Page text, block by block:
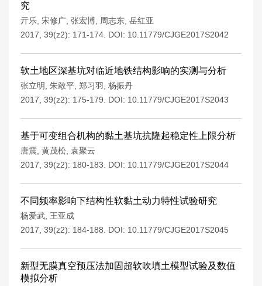
究
亓乐 宋修广 张宏博 周志东 岳红亚
2017, 39(z2): 171-174. DOI: 10.11779/CJGE2017S2042
软土地区深基坑对临近地铁结构影响的实测与分析
张立明 朱敢平 郑习羽
杨振丹
2017, 39(z2): 175-179.
DOI: 10.11779/CJGE2017S2043
基于可变组合机构的黏土基坑抗隆起稳定性上限分析
唐震 黄茂松 袁聚云
2017, 39(z2): 180-183.
DOI: 10.11779/CJGE2017S2044
不同频率影响下结构性软黏土动力特性试验研究
杨爱武 王亚成
2017, 39(z2): 184-188.
DOI: 10.11779/CJGE2017S2045
新型无膜真空预压法加固超软吹填土模型试验及数值
模拟分析